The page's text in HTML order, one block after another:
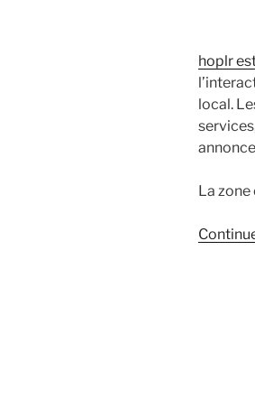
hoplr
local.
La zone